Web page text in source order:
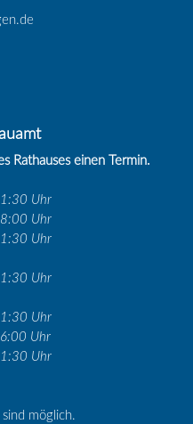
Rathauses einen Termin.
Uhr
Uhr
Uhr
Uhr
Uhr
Uhr
Uhr
möglich.